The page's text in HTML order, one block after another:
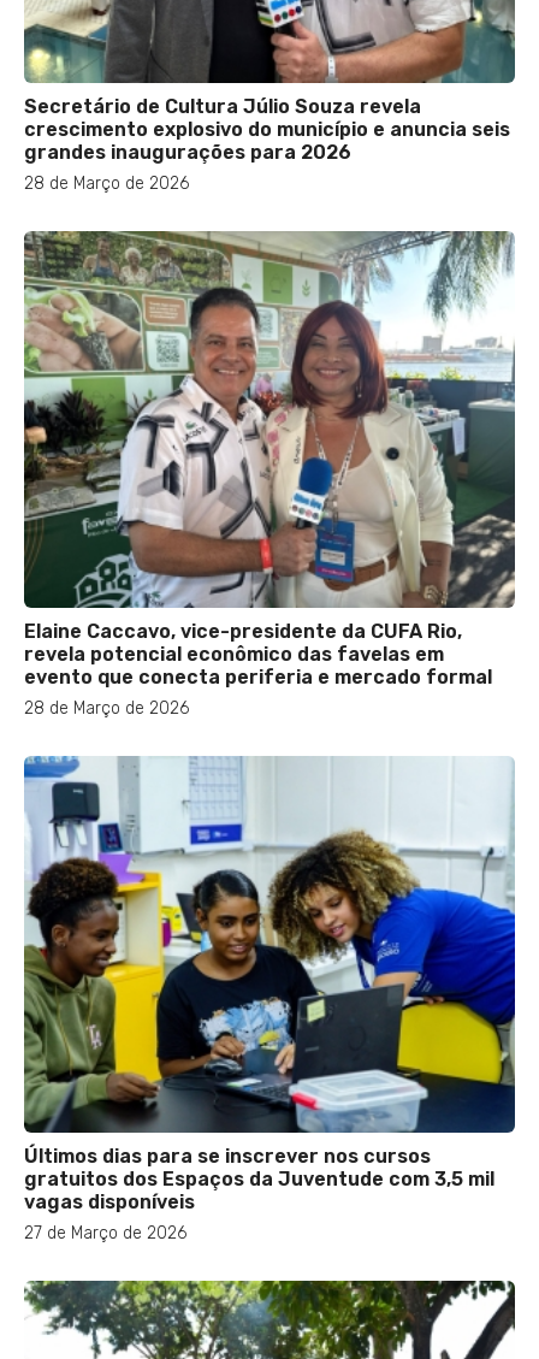
Secretário de Cultura Júlio Souza revela
crescimento explosivo do município e anuncia seis
grandes inaugurações para 2026
28 de Março de 2026
Elaine Caccavo, vice-presidente da CUFA Rio,
revela potencial econômico das favelas em
evento que conecta periferia e mercado formal
28 de Março de 2026
Últimos dias para se inscrever nos cursos
gratuitos dos Espaços da Juventude com 3,5 mil
vagas disponíveis
27 de Março de 2026